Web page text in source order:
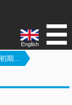
English
期...